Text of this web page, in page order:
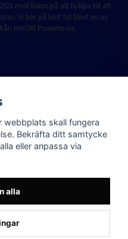
med fokus på att hjälpa till att
Vi har på kort tid blivit en av
HiKOKI Powertools.
AB
webbplats skall fungera
Bekräfta ditt samtycke
eller anpassa via
alla